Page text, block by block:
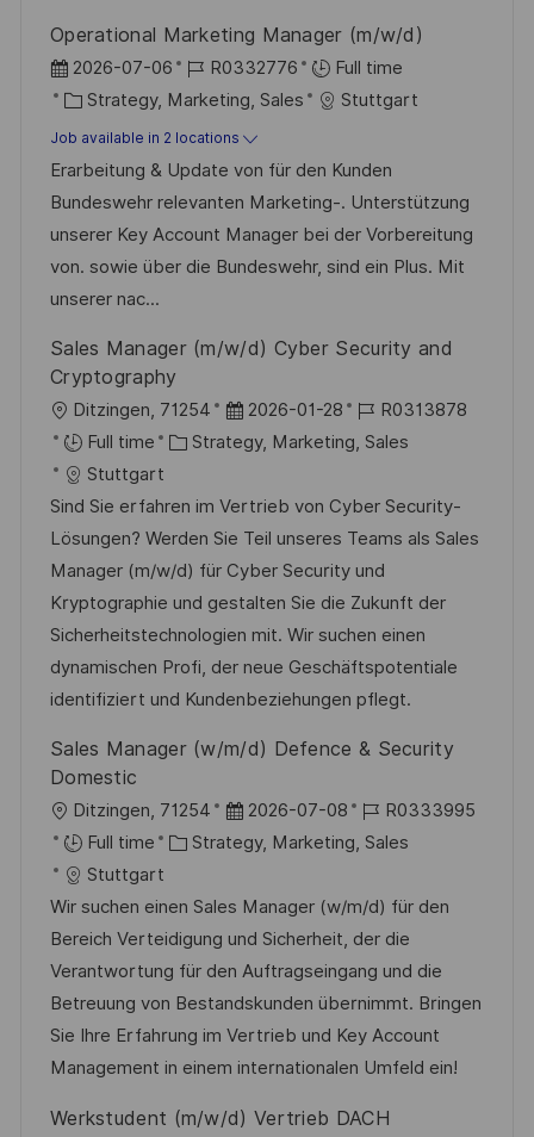
Operational Marketing Manager (m/w/d)
P
o
s
t
e
d
D
a
e
2026-07-06
J
o
b
I
d
R0332776
Full time
C
a
t
e
g
o
r
Strategy, Marketing, Sales Stuttgart
Job available in 2 locations
Erarbeitung & Update von für den Kunden
Bundeswehr relevanten Marketing-. Unterstützung
unserer Key Account Manager bei der Vorbereitung
von. sowie über die Bundeswehr, sind ein Plus. Mit
unserer nac...
Sales Manager (m/w/d) Cyber Security and
Cryptography
L
o
c
a
t
i
o
n
Ditzingen, 71254
P
o
t
e
d
D
a
t
e
2026-01-28
J
o
I
d
R0313878
Full time
C
t
e
g
o
r
y
Strategy, Marketing, Sales
Stuttgart
Sind Sie erfahren im Vertrieb von Cyber Security-
Lösungen? Werden Sie Teil unseres Teams als Sales
Manager (m/w/d) für Cyber Security und
Kryptographie und gestalten Sie die Zukunft der
Sicherheitstechnologien mit. Wir suchen einen
dynamischen Profi, der neue Geschäftspotentiale
identifiziert und Kundenbeziehungen pflegt.
Sales Manager (w/m/d) Defence & Security
Domestic
L
o
c
a
t
i
o
n
Ditzingen, 71254
P
o
t
e
d
D
a
t
2026-07-08
J
o
I
d
R0333995
Full time
C
t
e
g
o
r
y
Strategy, Marketing, Sales
Stuttgart
Wir suchen einen Sales Manager (w/m/d) für den
Bereich Verteidigung und Sicherheit, der die
Verantwortung für den Auftragseingang und die
Betreuung von Bestandskunden übernimmt. Bringen
Sie Ihre Erfahrung im Vertrieb und Key Account
Management in einem internationalen Umfeld ein!
Werkstudent (m/w/d) Vertrieb DACH